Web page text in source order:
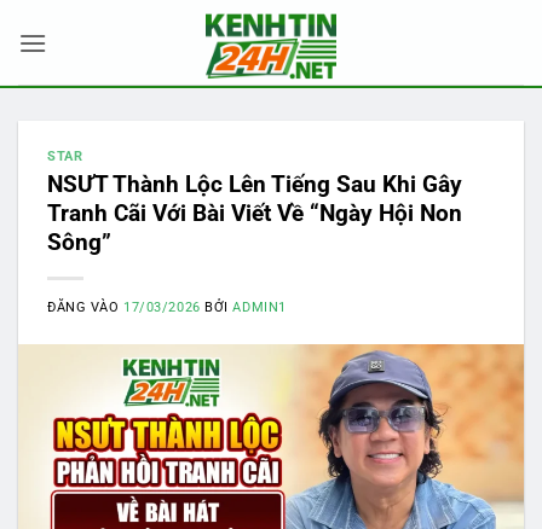
qua
STAR
NSƯT Thành Lộc Lên Tiếng Sau Khi Gây
Tranh Cãi Với Bài Viết Về “Ngày Hội Non
Sông”
ĐĂNG VÀO 17/03/2026 BỞIADMIN1